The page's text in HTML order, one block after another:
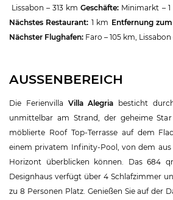
Lissabon – 313 kmGeschäfte: Minimarkt –
Nächstes Restaurant: 1 km Entfernung
Nächster Flughafen: Faro – 105 km, Lissabon
AUSSENBEREICH
Die Ferienvilla Villa Alegria besticht
unmittelbar am Strand, der geheime
möblierte Roof Top-Terrasse auf dem
einem privatem Infinity-Pool, von dem aus
Horizont überblicken können. Das 684
Designhaus verfügt über 4 Schlafzimmer
zu 8 Personen Platz. Genießen Sie auf der